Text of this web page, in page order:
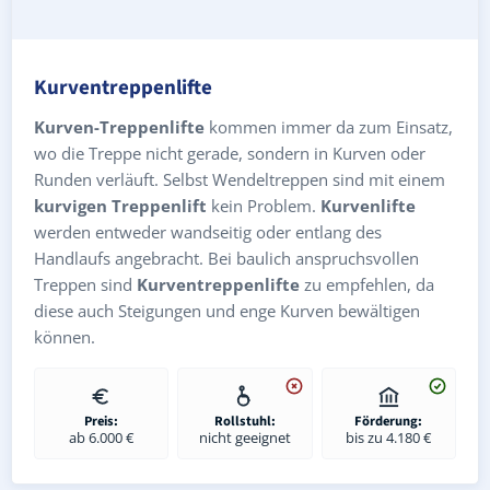
Kurventreppenlifte
Kurven-Treppenlifte kommen immer da zum Einsatz,
wo die Treppe nicht gerade, sondern in Kurven oder
Runden verläuft. Selbst Wendeltreppen sind mit einem
kurvigen Treppenlift kein Problem. Kurvenlifte
werden entweder wandseitig oder entlang des
Handlaufs angebracht. Bei baulich anspruchsvollen
Treppen sind Kurventreppenlifte zu empfehlen, da
diese auch Steigungen und enge Kurven bewältigen
können.
Preis:
ab 6.000 €
Rollstuhl:
nicht geeignet
Förderung:
bis zu 4.180 €